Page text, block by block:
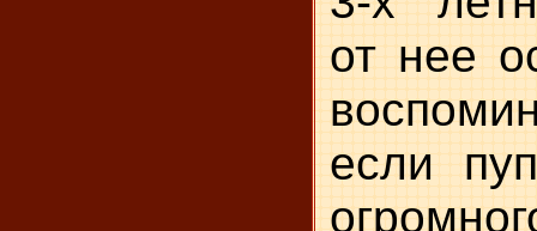
от нее
если